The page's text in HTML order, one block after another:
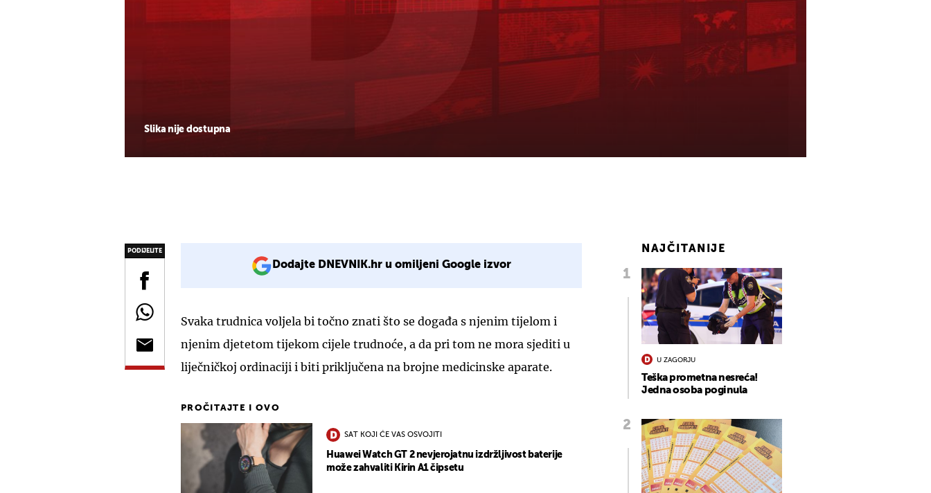
Slika nije dostupna
PODIJELITE
Dodajte DNEVNIK.hr u omiljeni Google izvor
Svaka trudnica voljela bi točno znati što se događa s njenim tijelom i
njenim djetetom tijekom cijele trudnoće, a da pri tom ne mora sjediti u
liječničkoj ordinaciji i biti priključena na brojne medicinske aparate.
PROČITAJTE I OVO
SAT KOJI ĆE VAS OSVOJITI
Huawei Watch GT 2 nevjerojatnu izdržljivost baterije
može zahvaliti Kirin A1 čipsetu
NAJČITANIJE
U ZAGORJU
Teška prometna nesreća!
Jedna osoba poginula